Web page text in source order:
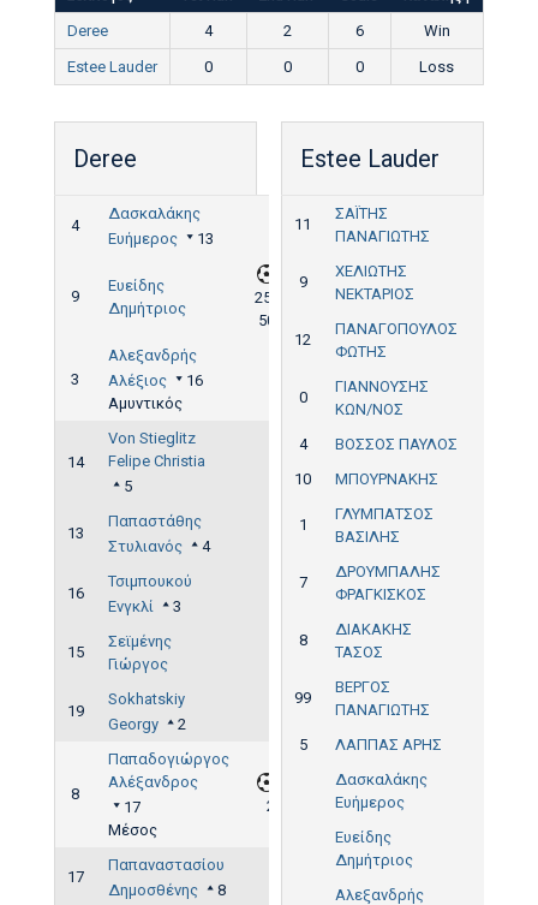
Deree 4 2 6
Win
Estee Lauder
0 0 0 Loss
Deree
4
Δασκαλάκης
Ευήμερος
13
9
Ευείδης
Δημήτριος
25',
50'
3
Αλεξανδρής
Αλέξιος
16
Αμυντικός
14
Von Stieglitz
Felipe Christia
5
13
Παπαστάθης
Στυλιανός
4
16
Τσιμπουκού
Ενγκλί
3
15
Σεϊμένης
Γιώργος
19
Sokhatskiy
Georgy
2
8
Παπαδογιώργος
Αλέξανδρος
17
Μέσος
2'
17
Παπαναστασίου
Δημοσθένης
8
Estee Lauder
11
ΣΑΪΤΗΣ
ΠΑΝΑΓΙΩΤΗΣ
9
ΧΕΛΙΩΤΗΣ
ΝΕΚΤΑΡΙΟΣ
12
ΠΑΝΑΓΟΠΟΥΛΟΣ
ΦΩΤΗΣ
0
ΓΙΑΝΝΟΥΣΗΣ
ΚΩΝ/ΝΟΣ
4
ΒΟΣΣΟΣ ΠΑΥΛΟΣ
10
ΜΠΟΥΡΝΑΚΗΣ
1
ΓΛΥΜΠΑΤΣΟΣ
ΒΑΣΙΛΗΣ
7
ΔΡΟΥΜΠΑΛΗΣ
ΦΡΑΓΚΙΣΚΟΣ
8
ΔΙΑΚΑΚΗΣ
ΤΑΣΟΣ
99
ΒΕΡΓΟΣ
ΠΑΝΑΓΙΩΤΗΣ
5
ΛΑΠΠΑΣ ΑΡΗΣ
Δασκαλάκης
Ευήμερος
Ευείδης
Δημήτριος
Αλεξανδρής